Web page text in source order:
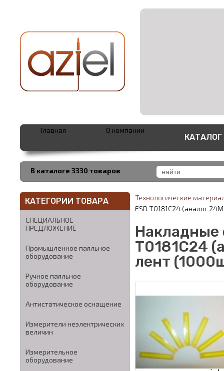
В каталоге 3330 товаров
Главная О компании
КАТАЛОГ
КАТЕГОРИИ ТОВАРА
СПЕЦИАЛЬНОЕ
ПРЕДЛОЖЕНИЕ
Промышленное паяльное
оборудование
Ручное паяльное
оборудование
Антистатическое оснащение
Измерители неэлектрических
величин
Измерительное
оборудование
Технологические
ESD T0181C24 (аналог
Накладные
T0181C24
лент